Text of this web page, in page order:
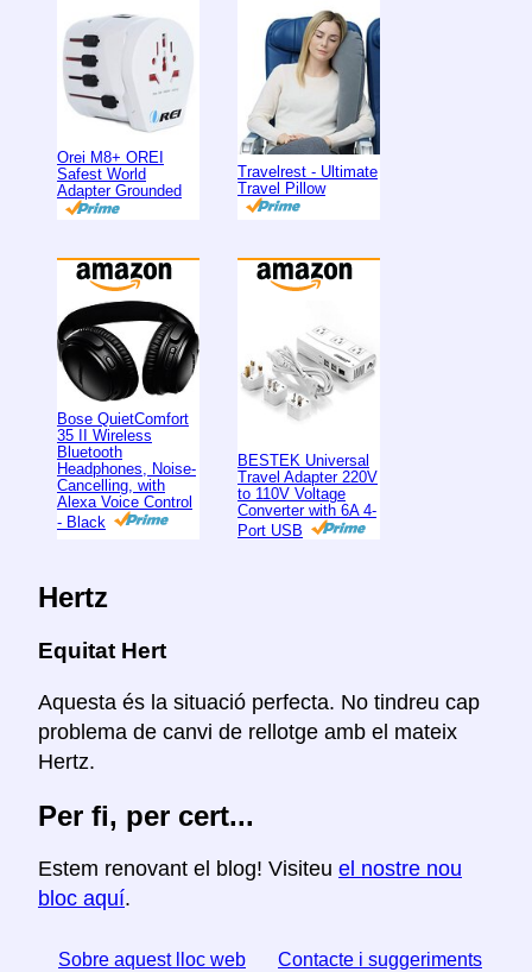
Orei M8+ OREI
Safest World
Adapter Grounded
Travelrest - Ultimate
Travel Pillow
Bose QuietComfort
35 II Wireless
Bluetooth
Headphones, Noise-
Cancelling, with
Alexa Voice Control
- Black
BESTEK Universal
Travel Adapter 220V
to 110V Voltage
Converter with 6A 4-
Port USB
Hertz
Equitat Hert
Aquesta és la situació perfecta. No tindreu cap
problema de canvi de rellotge amb el mateix
Hertz.
Per fi, per cert...
Estem renovant el blog! Visiteu el nostre nou
bloc aquí.
Sobre aquest lloc web Contacte i suggeriments